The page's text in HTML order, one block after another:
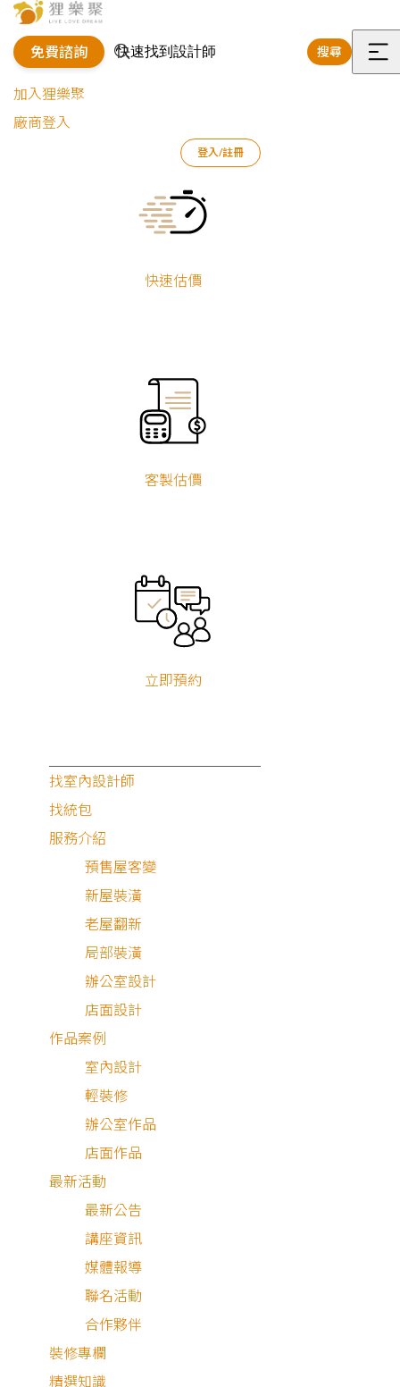
免費諮詢 搜尋
選
加入狸樂聚
廠商登入
登入/註冊
快速估價
客製估價
立即預約
找室內設計師
找統包
服務介紹
預售屋客變
新屋裝潢
老屋翻新
局部裝潢
辦公室設計
店面設計
作品案例
室內設計
輕裝修
辦公室作品
店面作品
最新活動
最新公告
講座資訊
媒體報導
聯名活動
合作夥伴
裝修專欄
精選知識
裝修新知
房除了直接前往現場實地賞屋之外，也可從
來了解房屋格局，
另外有些預售屋的建案尚無實體，因此學會懂建案平面配置
圖，可對未建好的房屋格局有一些基礎了解，購買預售屋時
非常大的優勢。
平面配置圖上不僅能看出房屋格局是幾房幾廳這類的基礎資
也能了解座向、採光、動線等細節
推演。倘若房子的先天格局好，後續裝修也能省下不少用於
善格局的花銷。接著，狸樂聚帶大家看懂平面配置圖，由大